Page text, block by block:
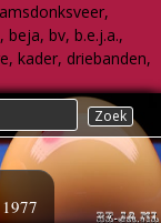
bv, b.e.j.a.,
kader, driebanden,